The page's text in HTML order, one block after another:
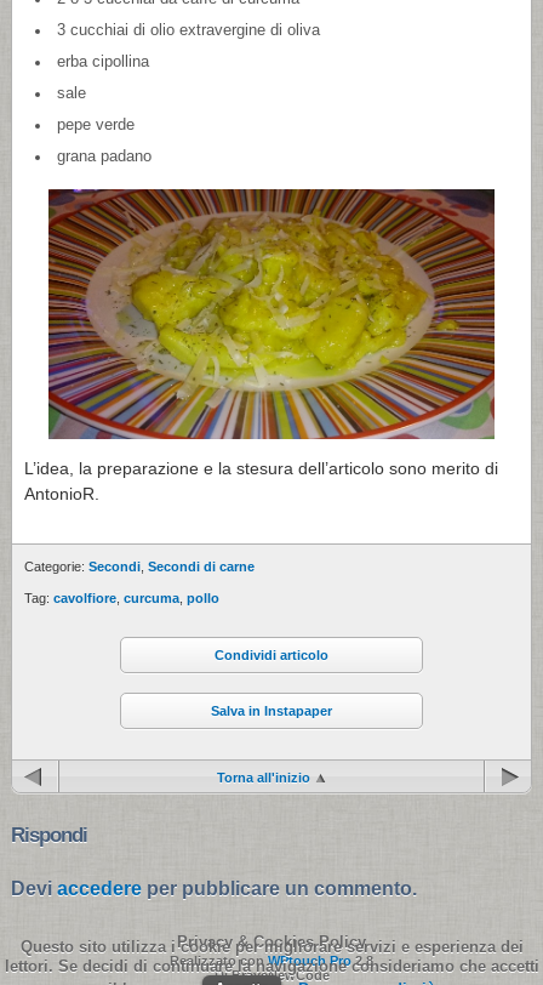
3 cucchiai di olio extravergine di oliva
erba cipollina
sale
pepe verde
grana padano
L’idea, la preparazione e la stesura dell’articolo sono merito di
AntonioR.
Categorie: Secondi Secondi di carne
Tag: cavolfiore curcuma pollo
Condividi articolo
Salva in Instapaper
Torna all'inizio
Rispondi
Devi accedere per pubblicare un commento.
Questo sito utilizza i cookie per migliorare servizi e esperienza dei
lettori. Se decidi di continuare la navigazione consideriamo che accetti
Privacy & Cookies Policy
Realizzato conWPtouch Pro2.8
Di BraveNewCode